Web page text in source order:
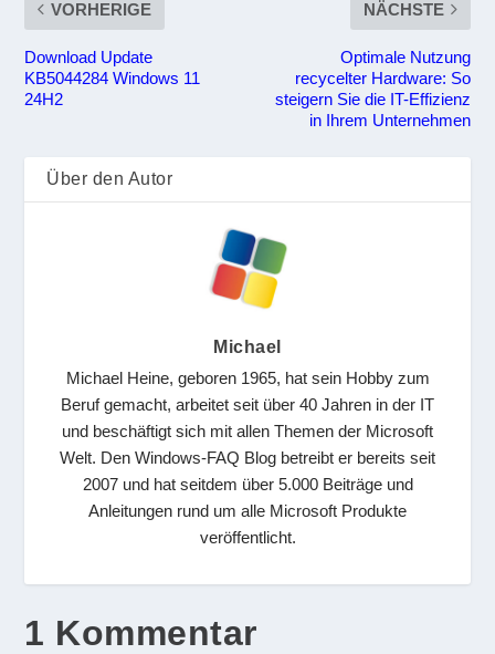
VORHERIGE
Download Update
KB5044284 Windows 11
24H2
NÄCHSTE
Optimale Nutzung
recycelter Hardware: So
steigern Sie die IT-Effizienz
in Ihrem Unternehmen
Über den Autor
Michael
Michael Heine, geboren 1965, hat sein Hobby zum
Beruf gemacht, arbeitet seit über 40 Jahren in der IT
und beschäftigt sich mit allen Themen der Microsoft
Welt. Den Windows-FAQ Blog betreibt er bereits seit
2007 und hat seitdem über 5.000 Beiträge und
Anleitungen rund um alle Microsoft Produkte
veröffentlicht.
1 Kommentar